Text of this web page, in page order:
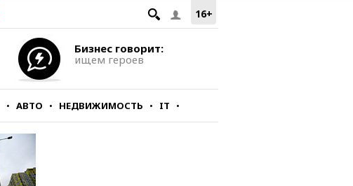
16+
Бизнес говорит:
ищем героев
АВТО НЕДВИЖИМОСТЬ IT